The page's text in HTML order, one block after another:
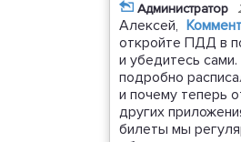
Администратор
Алексей,
откройте ПДД в
и убедитесь
подробно
и почему теперь
других
билеты мы